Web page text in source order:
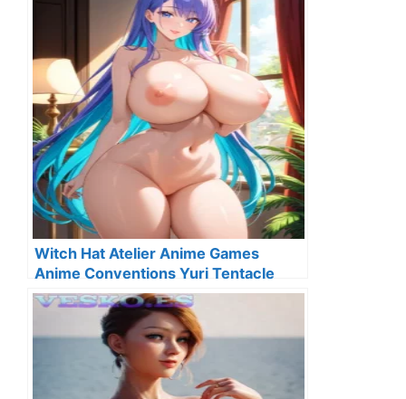
Witch Hat Atelier Anime Games
Anime Conventions Yuri Tentacle